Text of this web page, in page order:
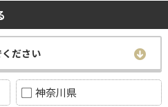
ださい
神奈川県